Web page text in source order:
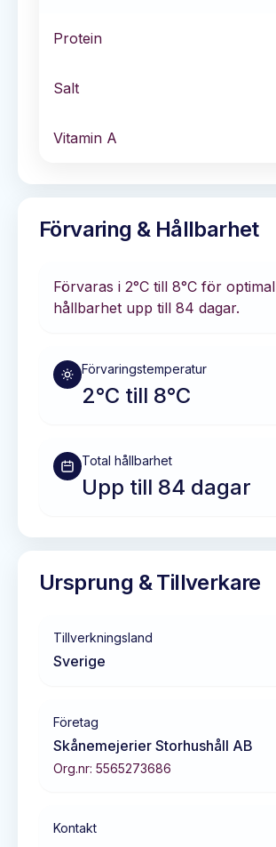
Protein
Salt
Vitamin A
Förvaring & Hållbarhet
Förvaras i 2°C till 8°C för optimal
hållbarhet upp till 84 dagar.
Förvaringstemperatur
2°C till 8°C
Total hållbarhet
Upp till 84 dagar
Ursprung & Tillverkare
Tillverkningsland
Sverige
Företag
Skånemejerier Storhushåll AB
Org.nr: 5565273686
Kontakt